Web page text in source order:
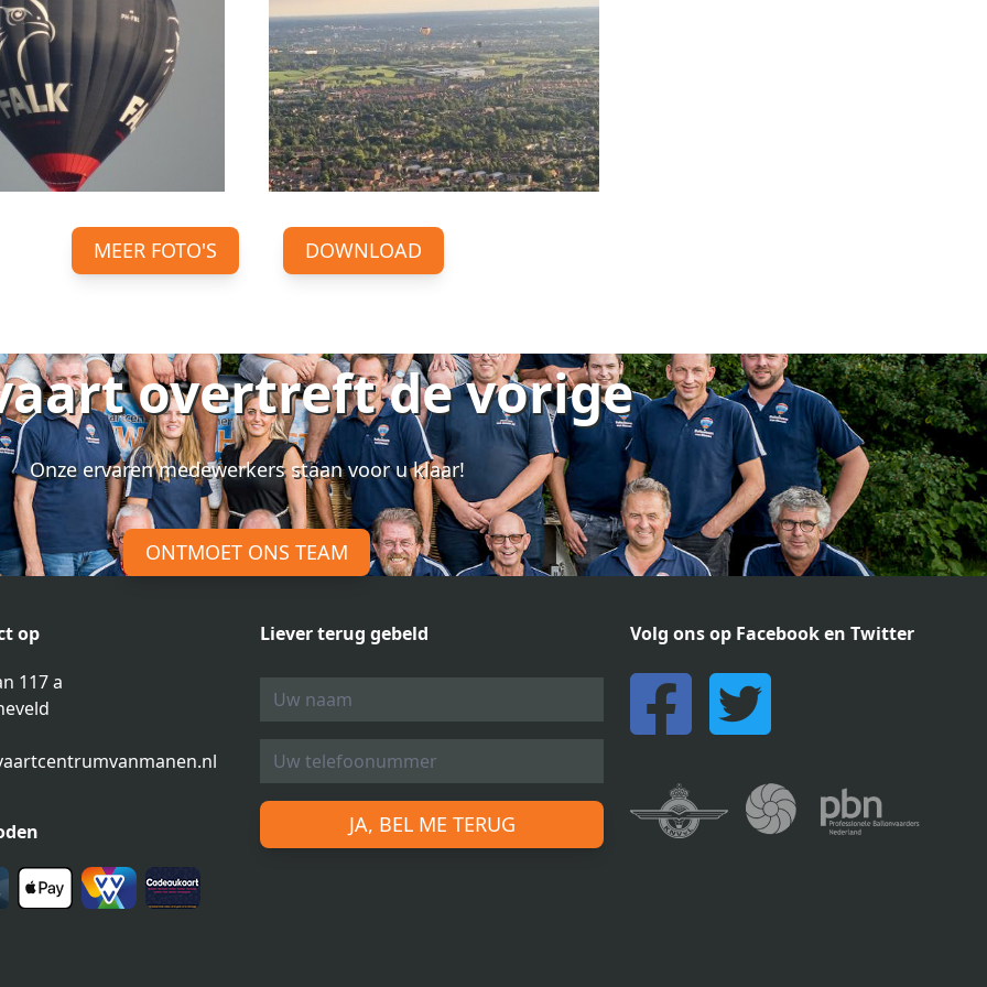
MEER FOTO'S DOWNLOAD
overtreft de vorige
Onze ervaren medewerkers staan voor u klaar!
ONTMOET ONS TEAM
op
117 a
Liever terug gebeld
JA, BEL ME TERUG
Volg ons op Facebook en Twitter